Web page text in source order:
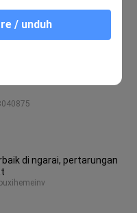
Manusia Menuju
di ngarai, pertarungan
/ unduh